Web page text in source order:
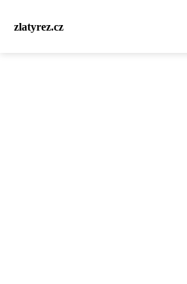
zlatyrez.cz